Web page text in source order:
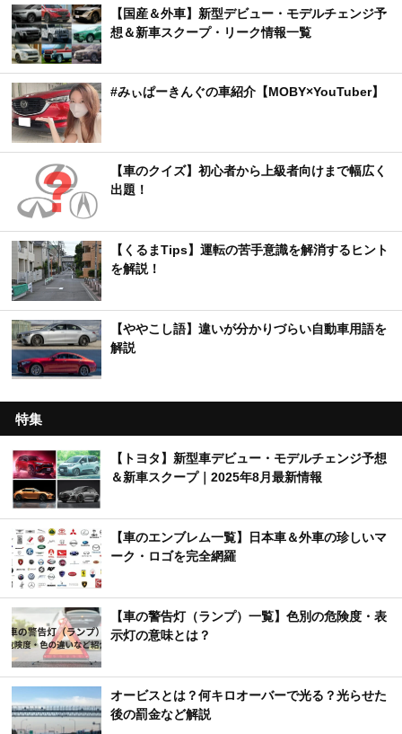
【国産＆外車】新型デビュー・モデルチェンジ予
想＆新車スクープ・リーク情報一覧
#みぃぱーきんぐの車紹介【MOBY×YouTuber】
【車のクイズ】初心者から上級者向けまで幅広く
出題！
【くるまTips】運転の苦手意識を解消するヒント
を解説！
【ややこし語】違いが分かりづらい自動車用語を
解説
特集
【トヨタ】新型車デビュー・モデルチェンジ予想
＆新車スクープ｜2025年8月最新情報
【車のエンブレム一覧】日本車＆外車の珍しいマ
ーク・ロゴを完全網羅
【車の警告灯（ランプ）一覧】色別の危険度・表
示灯の意味とは？
オービスとは？何キロオーバーで光る？光らせた
後の罰金など解説